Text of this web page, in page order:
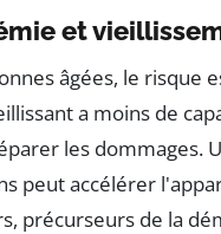
et
âgées, le risque
a moins de
les dommages.
peut accélérer
précurseurs de la